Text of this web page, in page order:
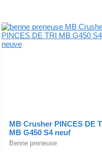
MB Crusher PINCES DE
MB G450 S4 neuf
Benne preneuse